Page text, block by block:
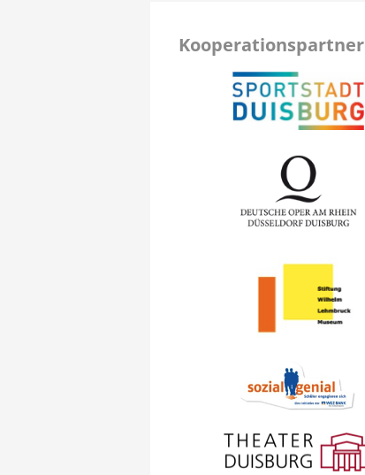
Kooperationspartner